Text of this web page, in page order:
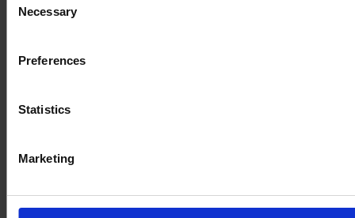
Selection
Necessary
Preferences
Statistics
Marketing